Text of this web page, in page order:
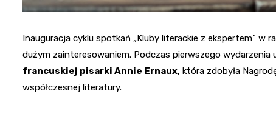
Inauguracja cyklu spotkań „Kluby literackie z ekspertem” w
dużym zainteresowaniem. Podczas pierwszego
francuskiej pisarki Annie Ernaux, która zdobyła
współczesnej literatury.